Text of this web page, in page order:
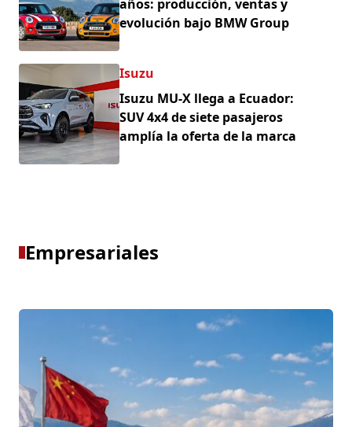
años: producción, ventas y
evolución bajo BMW Group
Isuzu
Isuzu MU-X llega a Ecuador:
SUV 4x4 de siete pasajeros
amplía la oferta de la marca
Empresariales